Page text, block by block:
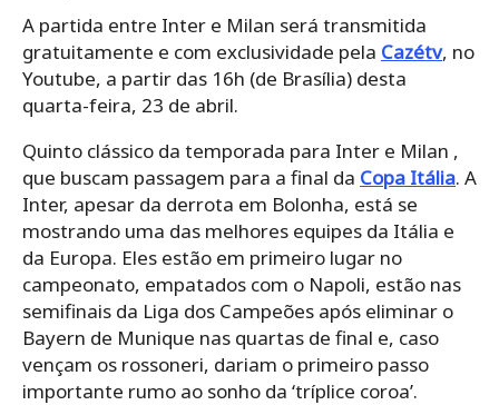
A partida entre Inter e Milan será transmitida
gratuitamente e com exclusividade pela Cazétv, no
Youtube, a partir das 16h (de Brasília) desta
quarta-feira, 23 de abril.
Quinto clássico da temporada para Inter e Milan ,
que buscam passagem para a final da Copa Itália. A
Inter, apesar da derrota em Bolonha, está se
mostrando uma das melhores equipes da Itália e
da Europa. Eles estão em primeiro lugar no
campeonato, empatados com o Napoli, estão nas
semifinais da Liga dos Campeões após eliminar o
Bayern de Munique nas quartas de final e, caso
vençam os rossoneri, dariam o primeiro passo
importante rumo ao sonho da ‘tríplice coroa’.